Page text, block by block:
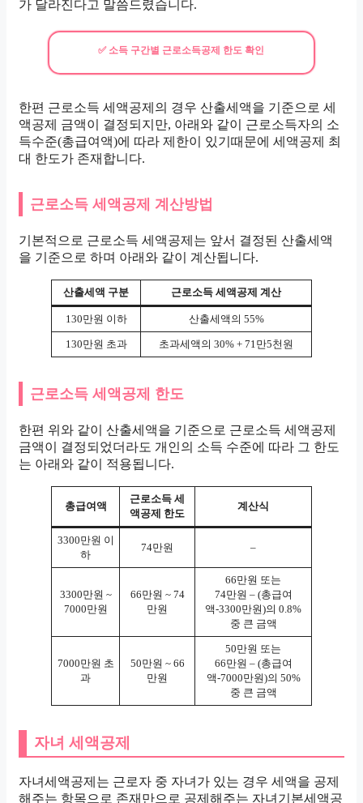
가 달라진다고 말씀드렸습니다.
✅ 소득 구간별 근로소득공제 한도 확인
한편 근로소득 세액공제의 경우 산출세액을 기준으로 세
액공제 금액이 결정되지만, 아래와 같이 근로소득자의 소
득수준(총급여액)에 따라 제한이 있기때문에 세액공제 최
대 한도가 존재합니다.
근로소득 세액공제 계산방법
기본적으로 근로소득 세액공제는 앞서 결정된 산출세액
을 기준으로 하며 아래와 같이 계산됩니다.
산출세액 구분 근로소득 세액공제 계산
130만원 이하 산출세액의 55%
130만원 초과 초과세액의 30% + 71만5천원
근로소득 세액공제 한도
한편 위와 같이 산출세액을 기준으로 근로소득 세액공제
금액이 결정되었더라도 개인의 소득 수준에 따라 그 한도
는 아래와 같이 적용됩니다.
총급여액
근로소득 세
액공제 한도
계산식
3300만원 이
하
74만원 –
3300만원 ~
7000만원
66만원 ~ 74
만원
66만원 또는
74만원 – (총급여
액-3300만원)의 0.8%
중 큰 금액
7000만원 초
과
50만원 ~ 66
만원
50만원 또는
66만원 – (총급여
액-7000만원)의 50%
중 큰 금액
자녀 세액공제
자녀세액공제는 근로자 중 자녀가 있는 경우 세액을 공제
해주는 항목으로 존재만으로 공제해주는 자녀기본세액공